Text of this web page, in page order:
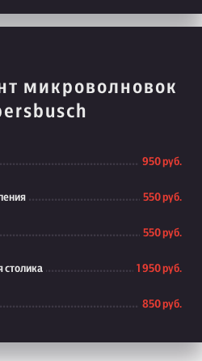
микроволновок
950 руб.
550 руб.
550 руб.
столика 1 950 руб.
850 руб.